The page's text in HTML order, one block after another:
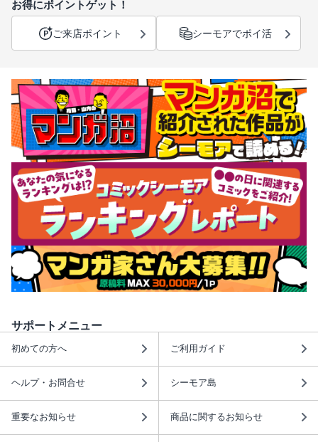
お得にポイントゲット！
ご来店ポイント シーモアでポイ活
サポートメニュー
初めての方へ ご利用ガイド
ヘルプ・お問合せ シーモア島
重要なお知らせ 商品に関するお知らせ